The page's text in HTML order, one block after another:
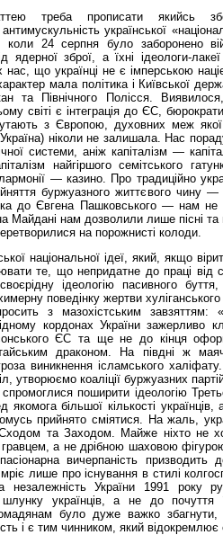
треба прописати якийсь
української
коли 24 серпня було заборонено
ядерної зброї, а їхні ідеологи-
нас, що українці не є імперською
мала політика і Київської
та Північного Полісся.
світі є інтеграція до ЄС,
з Європою, духовних меж якої
ніколи не залишала. Нас
системи, аніж капіталізм —
найгіршого семітського
— казино. Про традиційно
буржуазного життєвого чину
до Євгена Пашковського — нам
Майдані нам дозволили лише пісні
на порожнисті колоди.
національної ідеї, який, якщо
те, що непридатне до праці від
ідеологію пасивного
поведінку жертви
з мазохістським
кордонах України зажерливо
ЄС та ще не до кінця
драконом. На півдні ж
виникнення ісламського
утворюємо коаліції буржуазних
поширити ідеологію
якомога більшої кількості українців,
прийнято сміятися. На жаль,
та Заходом. Майже ніхто не
а не дрібною шаховою фігурою
вичерпаність
мріє лише про існування в стилі
незалежність України 1991 року
українців, а не до почуття
було дуже важко
і є тим чинником, який відокремлює